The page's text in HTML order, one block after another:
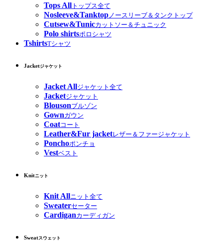
Tops All トップス全て
Nosleeve&Tanktop ノースリーブ＆タンクトップ
Cutsew&Tunicカットソー＆チュニック
Polo shirtsポロシャツ
TshirtsTシャツ
Jacketジャケット
Jacket Allジャケット全て
Jacketジャケット
Blousonブルゾン
Gownガウン
Coatコート
Leather&Fur jacketレザー＆ファージャケット
Ponchoポンチョ
Vestベスト
Knitニット
Knit Allニット全て
Sweaterセーター
Cardiganカーディガン
Sweatスウェット